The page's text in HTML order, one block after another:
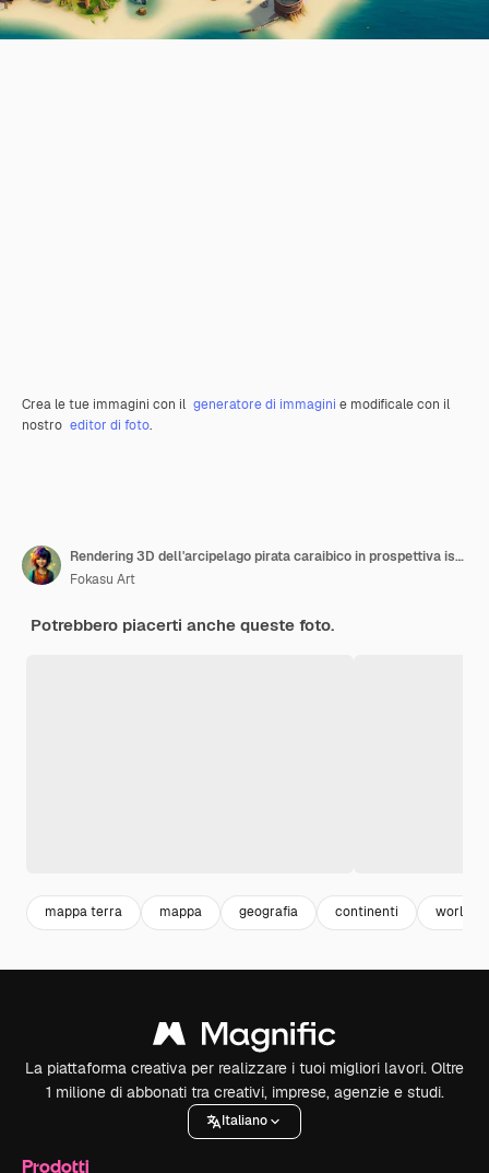
Crea le tue immagini con il generatore di immagini e modificale con il
nostro editor di foto.
Rendering 3D dell'arcipelago pirata caraibico in prospettiva isometrica
Fokasu Art
Potrebbero piacerti anche queste foto.
mappa terra mappa geografia continenti world
La piattaforma creativa per realizzare i tuoi migliori lavori. Oltre
1 milione di abbonati tra creativi, imprese, agenzie e studi.
Italiano
Prodotti